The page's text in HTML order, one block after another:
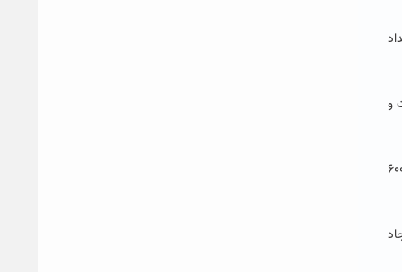
و
مرکز نوآوری و شکوفایی از سوی معاونت علمی ریاست جمهوری و تخصیص اعتبار ۶۰۰